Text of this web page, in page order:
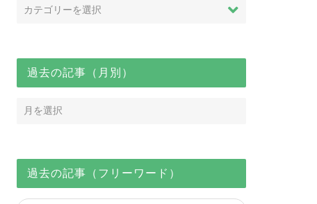
過去の記事（月別）
過去の記事（フリーワード）